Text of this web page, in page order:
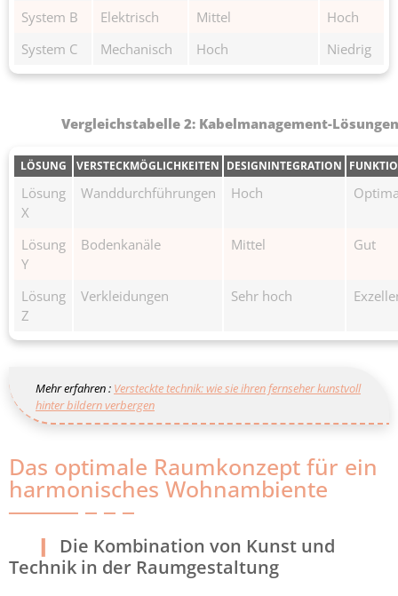
System B
Elektrisch Mittel
Hoch
System C
Mechanisch Hoch Niedrig
Vergleichstabelle 2: Kabelmanagement-Lösungen
LÖSUNG VERSTECKMÖGLICHKEITEN DESIGNINTEGRATION
Lösung
X
Wanddurchführungen Hoch
Lösung
Y
Bodenkanäle Mittel Gut
Lösung
Z
Verkleidungen Sehr hoch
Mehr erfahren : Versteckte technik: wie sie ihren fernseher kunstvoll
hinter bildern verbergen
Das optimale Raumkonzept für ein
harmonisches Wohnambiente
Die Kombination von Kunst und
Technik in der Raumgestaltung